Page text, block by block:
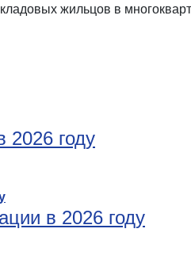
жильцов в
году
в 2026 году